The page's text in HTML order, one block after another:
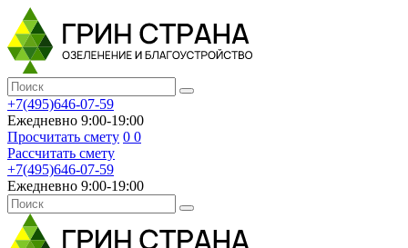
+7(495)646-07-59
Ежедневно 9:00-19:00
Просчитать смету 0 0
Рассчитать смету
+7(495)646-07-59
Ежедневно 9:00-19:00